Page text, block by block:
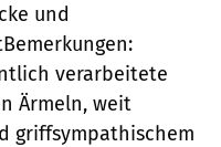
und
verarbeitete
Ärmeln, weit
griffsympathischem